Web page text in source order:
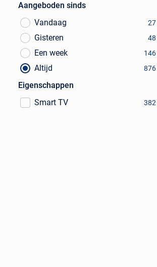
Aangeboden sinds
Vandaag
27
Gisteren 48
Een week 146
Altijd 876
Eigenschappen
Smart TV
382